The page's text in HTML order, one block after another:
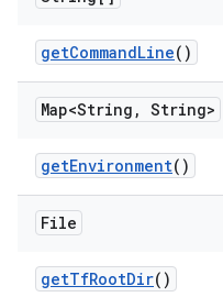
getCommandLine()
Map<String , String>
getEnvironment()
File
getTfRootDir()